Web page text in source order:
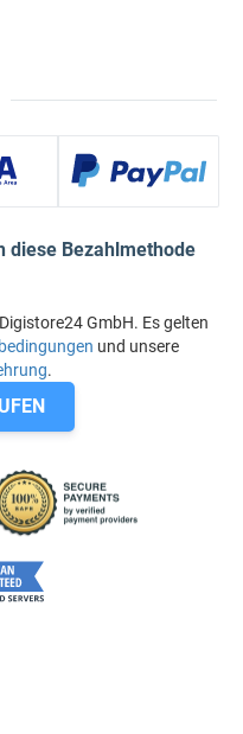
diese Bezahlmethode
GmbH. Es gelten
und unsere
.